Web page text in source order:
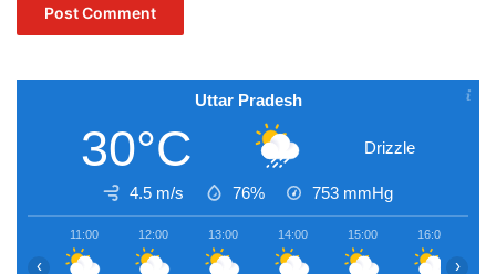
Uttar Pradesh
30°C Drizzle
4.5 m/s 76% 753 mmHg
11:00 12:00 13:00 14:00 15:00 16:00
‹ ›